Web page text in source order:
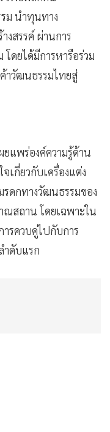
ม นำทุนทาง
งสรรค์ ผ่านการ
ดยได้มีการหารือร่วม
าวัฒนธรรมไทยสู่
แพร่องค์ความรู้ด้าน
เกี่ยวกับเครื่องแต่ง
รดกทางวัฒนธรรมของ
ณสถาน โดยเฉพาะใน
รควบคู่ไปกับการ
ำดับแรก